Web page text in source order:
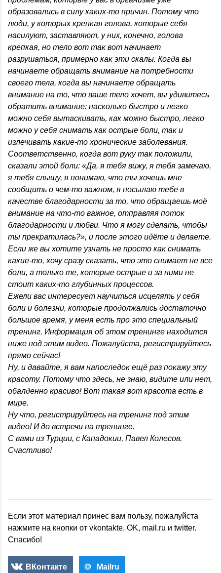
образовались в силу каких-то причин. Потому что
люди, у которых крепкая голова, которые себя
насилуют, заставляют, у них, конечно, голова
крепкая, но тело вот так вот начинает
разрушаться, примерно как эти скалы. Когда вы
начинаете обращать внимание на потребности
своего тела, когда вы начинаете обращать
внимание на то, что ваше тело хочет, вы удивитесь
обратить внимание: насколько быстро и легко
можно себя вытаскивать, как можно быстро, легко
можно у себя снимать как острые боли, так и
излечивать какие-то хронические заболевания.
Соответственно, когда вот руку так положили,
сказали этой боли: «Да, я тебя вижу, я тебя замечаю,
я тебя слышу, я понимаю, что ты хочешь мне
сообщить о чем-то важном, я посылаю тебе в
качестве благодарности за то, что обращаешь моё
внимание на что-то важное, отправляя поток
благодарности и любви. Что я могу сделать, чтобы
ты прекратилась?», и после этого идёте и делаете.
Если же вы хотите узнать не просто как снимать
какие-то, хочу сразу сказать, что это снимает не все
боли, а только те, которые острые и за ними не
стоит каких-то глубинных процессов.
Ежели вас интересует научиться исцелять у себя
боли и болезни, которые продолжались достаточно
большое время, у меня есть про это специальный
тренинг. Информация об этом тренинге находится
ниже под этим видео. Пожалуйста, регистрируйтесь
прямо сейчас!
Ну, и давайте, я вам напоследок ещё раз покажу эту
красоту. Потому что здесь, не знаю, видите или нет,
обалденно красиво! Вот такая вот красота есть в
мире.
Ну что, регистрируйтесь на тренинг под этим
видео! И до встречи на тренинге.
С вами из Турции, с Кападокии, Павел Колесов.
Счастливо!
Если этот материал принес вам пользу, пожалуйста
нажмите на кнопки от vkontakte, OK, mail.ru и twitter.
Спасибо!
ВКонтакте Mailru